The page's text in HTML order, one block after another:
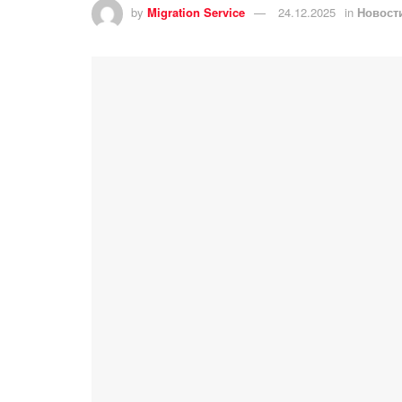
by Migration Service 24.12.2025 in